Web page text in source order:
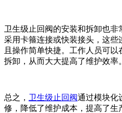
卫生级止回阀的安装和拆卸也
采用卡箍连接或快装接头，这
且操作简单快捷。工作人员可
拆卸，从而大大提高了维护效率。
总之， 卫生级止回阀通过模块化
修，降低了维护成本，提高了